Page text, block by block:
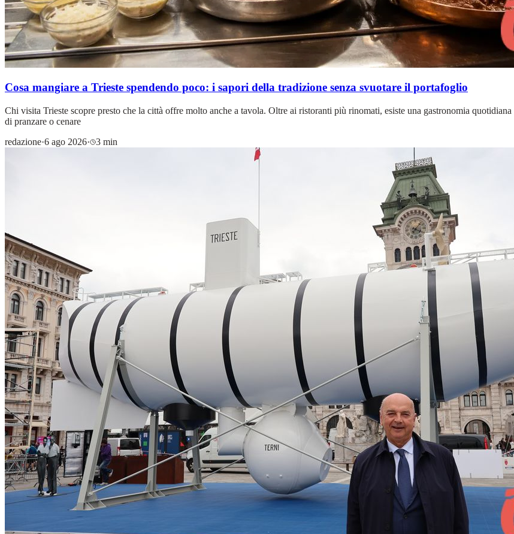
Cosa mangiare a Trieste spendendo poco: i sapori della tradizione senza svuotare il portafoglio
Chi visita Trieste scopre presto che la città offre molto anche a tavola. Oltre ai ristoranti più rinomati, esiste una gastronomia
di pranzare o cenare
redazione·6 ago 2026· 3 min